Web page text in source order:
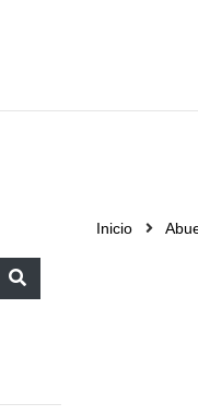
Inicio